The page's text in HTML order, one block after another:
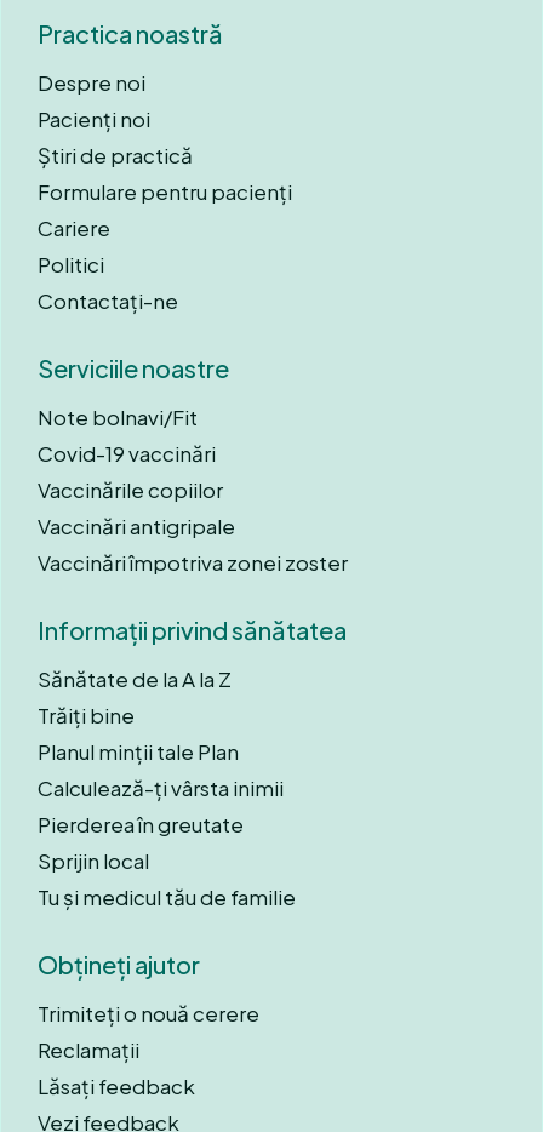
Practica noastră
Despre noi
Pacienți noi
Știri de practică
Formulare pentru pacienți
Cariere
Politici
Contactați-ne
Serviciile noastre
Note bolnavi/Fit
Covid-19 vaccinări
Vaccinările copiilor
Vaccinări antigripale
Vaccinări împotriva zonei zoster
Informații privind sănătatea
Sănătate de la A la Z
Trăiți bine
Planul minții tale Plan
Calculează-ți vârsta inimii
Pierderea în greutate
Sprijin local
Tu și medicul tău de familie
Obțineți ajutor
Trimiteți o nouă cerere
Reclamații
Lăsați feedback
Vezi feedback